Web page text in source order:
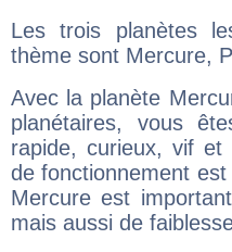
Les trois planètes
thème sont Mercure,
Avec la planète
planétaires, vous
rapide, curieux, vif et
de fonctionnement
Mercure est
mais aussi de